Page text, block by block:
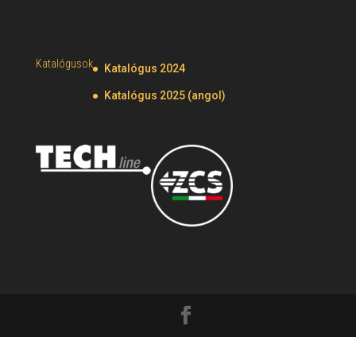
Katalógusok Katalógus 2024
Katalógus 2025 (angol)